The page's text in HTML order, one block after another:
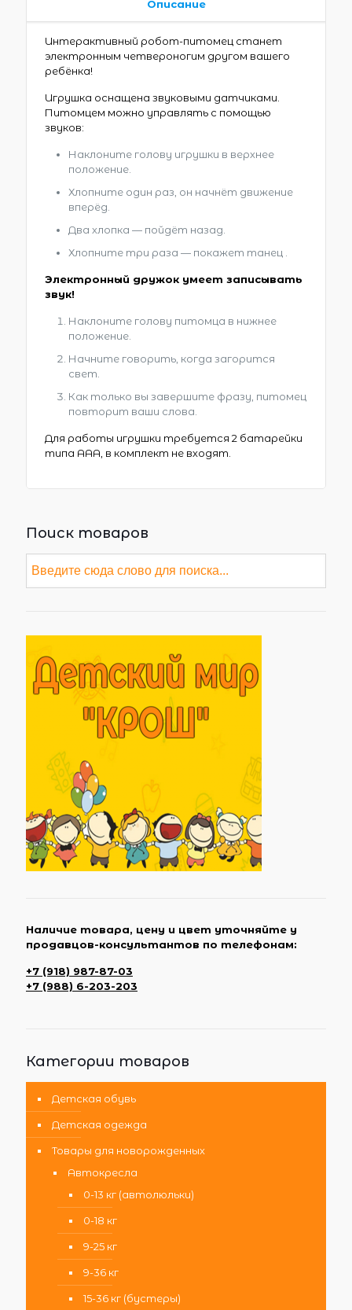
Описание
Интерактивный робот-питомец станет
электронным четвероногим другом вашего
ребёнка!
Игрушка оснащена звуковыми датчиками.
Питомцем можно управлять с помощью
звуков:
Наклоните голову игрушки в верхнее
положение.
Хлопните один раз, он начнёт движение
вперёд.
Два хлопка — пойдёт назад.
Хлопните три раза — покажет танец .
Электронный дружок умеет записывать
звук!
Наклоните голову питомца в нижнее
положение.
Начните говорить, когда загорится
свет.
Как только вы завершите фразу, питомец
повторит ваши слова.
Для работы игрушки требуется 2 батарейки
типа AAA, в комплект не входят.
Поиск товаров
Наличие товара, цену и цвет уточняйте у
продавцов-консультантов по телефонам:
+7 (918) 987-87-03
+7 (988) 6-203-203
Категории товаров
Детская обувь
Детская одежда
Товары для новорожденных
Автокресла
0-13 кг (автолюльки)
0-18 кг
9-25 кг
9-36 кг
15-36 кг (бустеры)